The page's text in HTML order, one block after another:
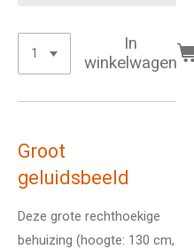
In
winkelwagen
Groot
geluidsbeeld
Deze grote rechthoekige
behuizing (hoogte: 130 cm,